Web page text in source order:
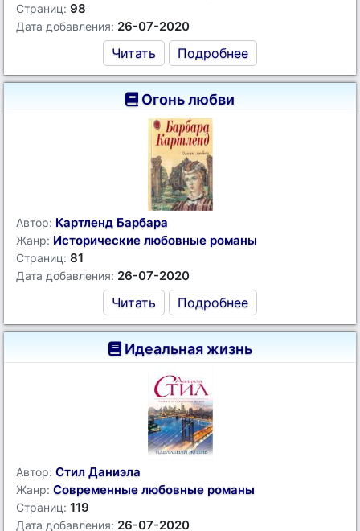
Страниц: 98
Дата добавления: 26-07-2020
Читать Подробнее
Огонь любви
Автор: Картленд Барбара
Жанр: Исторические любовные романы
Страниц: 81
Дата добавления: 26-07-2020
Читать Подробнее
Идеальная жизнь
Автор: Стил Даниэла
Жанр: Современные любовные романы
Страниц: 119
Дата добавления: 26-07-2020